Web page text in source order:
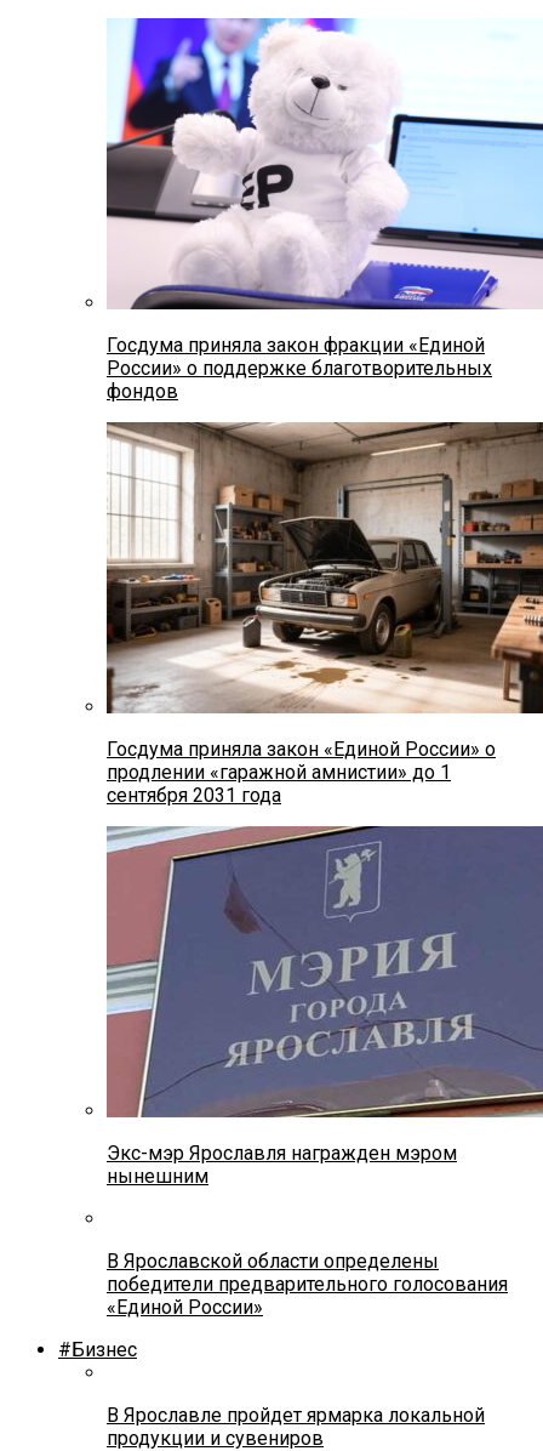
Госдума приняла закон фракции «Единой
России» о поддержке благотворительных
фондов
Госдума приняла закон «Единой России» о
продлении «гаражной амнистии» до 1
сентября 2031 года
Экс-мэр Ярославля награжден мэром
нынешним
В Ярославской области определены
победители предварительного голосования
«Единой России»
#Бизнес
В Ярославле пройдет ярмарка локальной
продукции и сувениров